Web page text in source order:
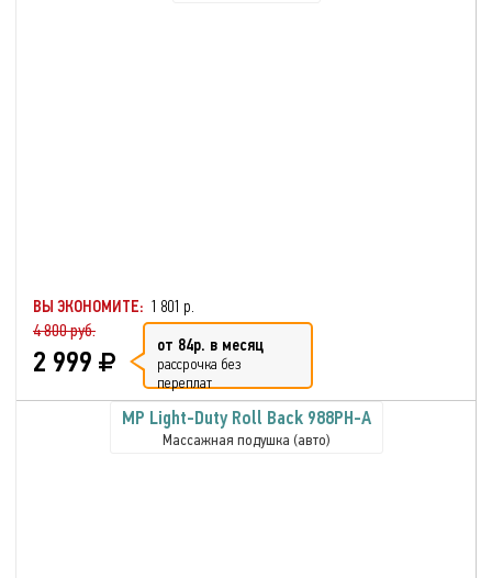
ВЫ ЭКОНОМИТЕ: 1 801 р.
4 800 руб.
2 999 от 84р. в месяц
рассрочка без
переплат
MP Light-Duty Roll Back 988PH-A
Массажная подушка (авто)